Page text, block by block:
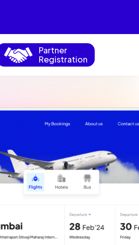
Partner
Registration